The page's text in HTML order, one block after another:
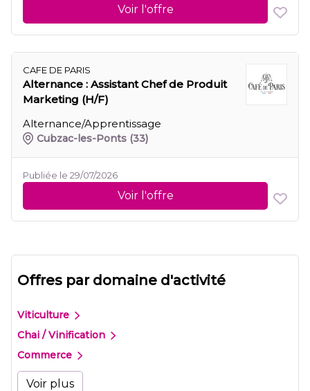
Voir l'offre
CAFE DE PARIS
Alternance : Assistant Chef de Produit
Marketing (H/F)
Alternance/Apprentissage
Cubzac-les-Ponts (33)
Publiée le 29/07/2026
Voir l'offre
Offres par domaine d'activité
Viticulture
Chai / Vinification
Commerce
Voir plus